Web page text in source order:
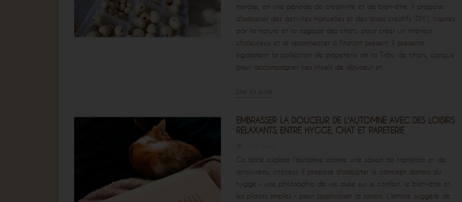
morose, en une période de créativité et de bien-être. Il propose
d'adopter des activités manuelles et des loisirs créatifs (DIY), inspirés
par la nature et la sagesse des chats, pour créer un intérieur
chaleureux et se reconnecter à l'instant présent. Il présente
également la collection de papeterie de la Tribu de chats, conçue
pour accompagner ces rituels de douceur et...
Lire la suite
EMBRASSER LA DOUCEUR DE L'AUTOMNE AVEC DES LOISIRS
RELAXANTS, ENTRE HYGGE, CHAT ET PAPETERIE
Ce texte explore l'automne comme une saison de transition et de
renouveau intérieur. Il propose d'adopter le concept danois du
hygge - une philosophie de vie axée sur le confort, le bien-être et
les plaisirs simples - pour apprivoiser la saison. L'article suggère de